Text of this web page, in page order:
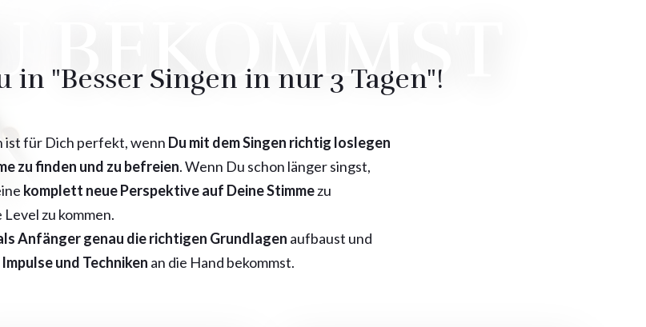
BEKOMMST
in "Besser Singen in nur 3 Tagen"!
ist für Dich perfekt, wenn Du mit dem Singen richtig loslegen
zu finden und zu befreien. Wenn Du schon länger singst,
komplett neue Perspektive auf Deine Stimmezu
zu kommen.
Anfänger genau die richtigen Grundlagen aufbaust und
und Techniken an die Hand bekommst.